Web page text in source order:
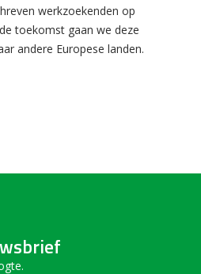
werkzoekenden op
toekomst gaan we deze
andere Europese landen.